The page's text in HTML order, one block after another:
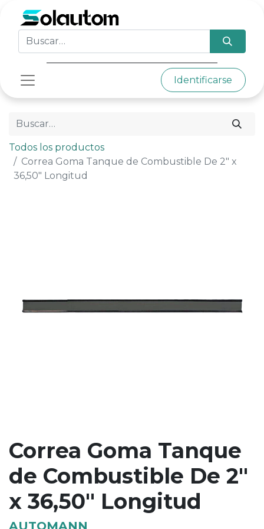
Identificarse
Todos los productos
Correa Goma Tanque de Combustible De 2" x
36,50" Longitud
Correa Goma Tanque
de Combustible De 2"
x 36,50" Longitud
AUTOMANN